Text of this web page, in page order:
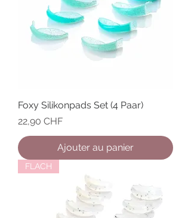
Foxy Silikonpads Set (4 Paar)
Prix
22,90 CHF
Ajouter au panier
FLACH